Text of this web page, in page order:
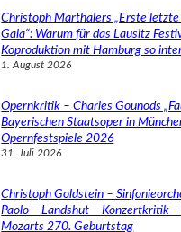
Christoph Marthalers „Erste letzte
Gala“: Warum für das Lausitz
Koproduktion mit Hamburg so
1. August 2026
Opernkritik – Charles Gounods
Bayerischen Staatsoper in
Opernfestspiele 2026
31. Juli 2026
Christoph Goldstein –
Paolo – Landshut – Konzertkritik
Mozarts 270. Geburtstag